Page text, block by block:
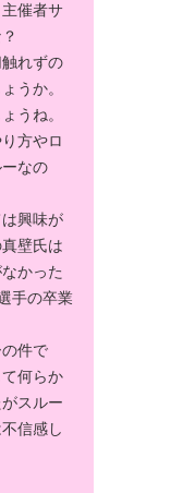
催者サ
れずの
うか。
うね。
方やロ
なの
興味が
壁氏は
かった
手の卒業
件で
何らか
スルー
信感し